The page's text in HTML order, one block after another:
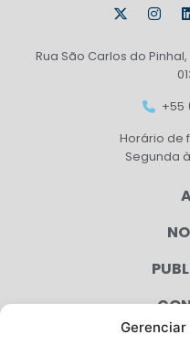
Rua São Carlos do
+55
Horário de
Segunda